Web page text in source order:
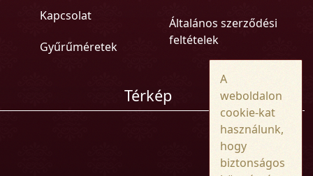
Kapcsolat
Gyűrűméretek
Általános szerződési
feltételek
Térkép
A
weboldalon
cookie-kat
használunk,
hogy
biztonságos